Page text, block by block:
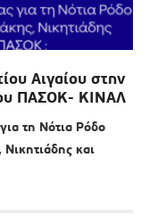
Αιγαίου στην
ΠΑΣΟΚ- ΚΙΝΑΛ
τη Νότια Ρόδο
και